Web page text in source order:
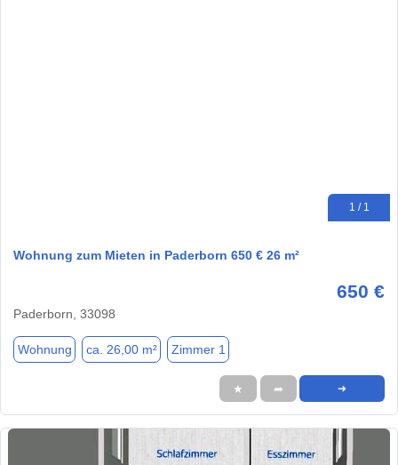
1 / 1
Wohnung zum Mieten in Paderborn 650 € 26 m²
650 €
Paderborn, 33098
Wohnung ca. 26,00 m² Zimmer 1
★ ➦ ➜